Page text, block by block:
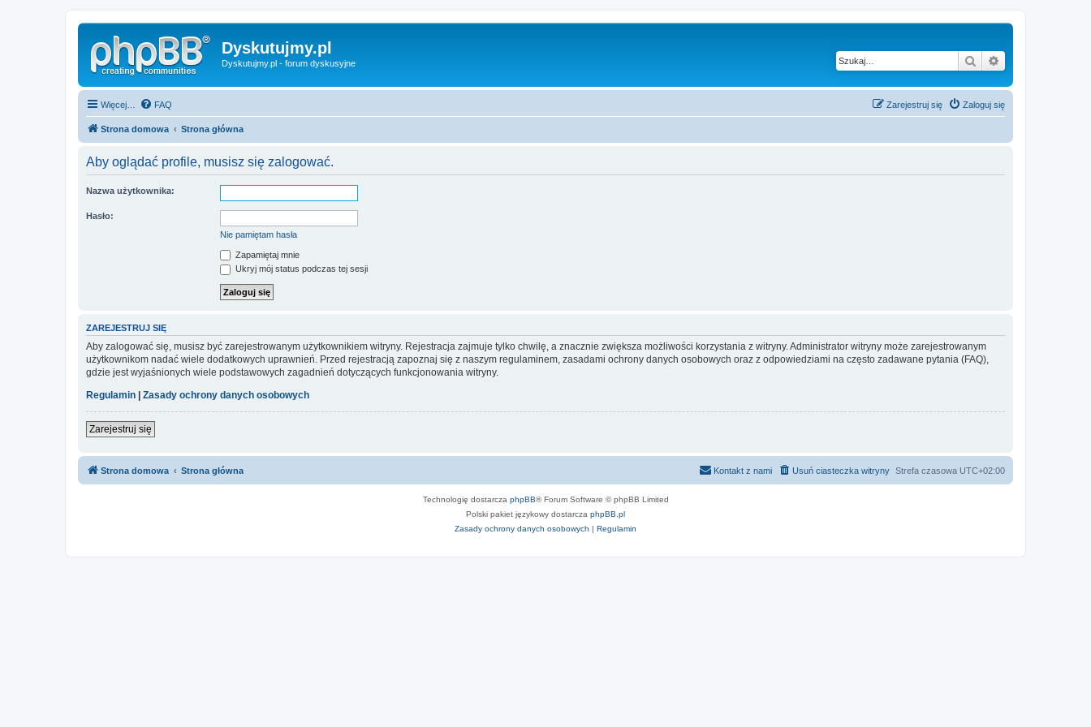
Dyskutujmy.pl
Dyskutujmy.pl - forum dyskusyjne Szukaj
Więcej… FAQ Zaloguj się
Zarejestruj się
Strona domowa Strona główna
Aby oglądać profile, musisz się zalogować.
Nazwa użytkownika:
Hasło:
Nie pamiętam hasła
Zapamiętaj mnie
Ukryj mój status podczas tej sesji
ZAREJESTRUJ SIĘ
Aby zalogować się, musisz być zarejestrowanym użytkownikiem witryny. Rejestracja zajmuje tylko chwilę, a znacznie zwiększa możliwości korzystania z witryny. Administrator witryny może zarejestrowanym
użytkownikom nadać wiele dodatkowych uprawnień. Przed rejestracją zapoznaj się z naszym regulaminem, zasadami ochrony danych osobowych oraz z odpowiedziami na często zadawane pytania (FAQ),
gdzie jest wyjaśnionych wiele podstawowych zagadnień dotyczących funkcjonowania witryny.
Regulamin
Zasady ochrony danych osobowych
Zarejestruj się
Strona domowa Strona główna Strefa czasowa UTC+02:00
Usuń ciasteczka witryny
Kontakt z nami
Technologię dostarcza phpBB® Forum Software © phpBB Limited
Polski pakiet językowy dostarcza phpBB.pl
Zasady ochrony danych osobowych | Regulamin